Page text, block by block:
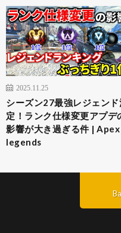
2025.11.25
シーズン27最強レジェンド
定！ランク仕様変更アプデ
影響が大き過ぎる件 | Apex
legends